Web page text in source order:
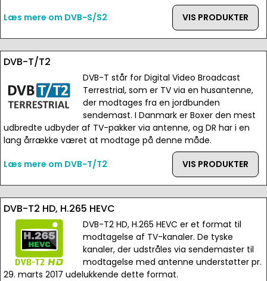
Læs mere om DVB-S/S2
VIS PRODUKTER
DVB-T/T2
DVB-T står for Digital Video Broadcast
Terrestrial, som er TV via en husantenne,
der modtages fra en jordbunden
sendemast. I Danmark er Boxer den mest
udbredte udbyder af TV-pakker via antenne, og DR har i en
lang årrække været at modtage på denne måde.
Læs mere om DVB-T/T2
VIS PRODUKTER
DVB-T2 HD, H.265 HEVC
DVB-T2 HD, H.265 HEVC er et format til
modtagelse af TV-kanaler. De tyske
kanaler, der udstråles via sendemaster til
modtagelse med antenne understøtter pr.
29. marts 2017 udelukkende dette format.